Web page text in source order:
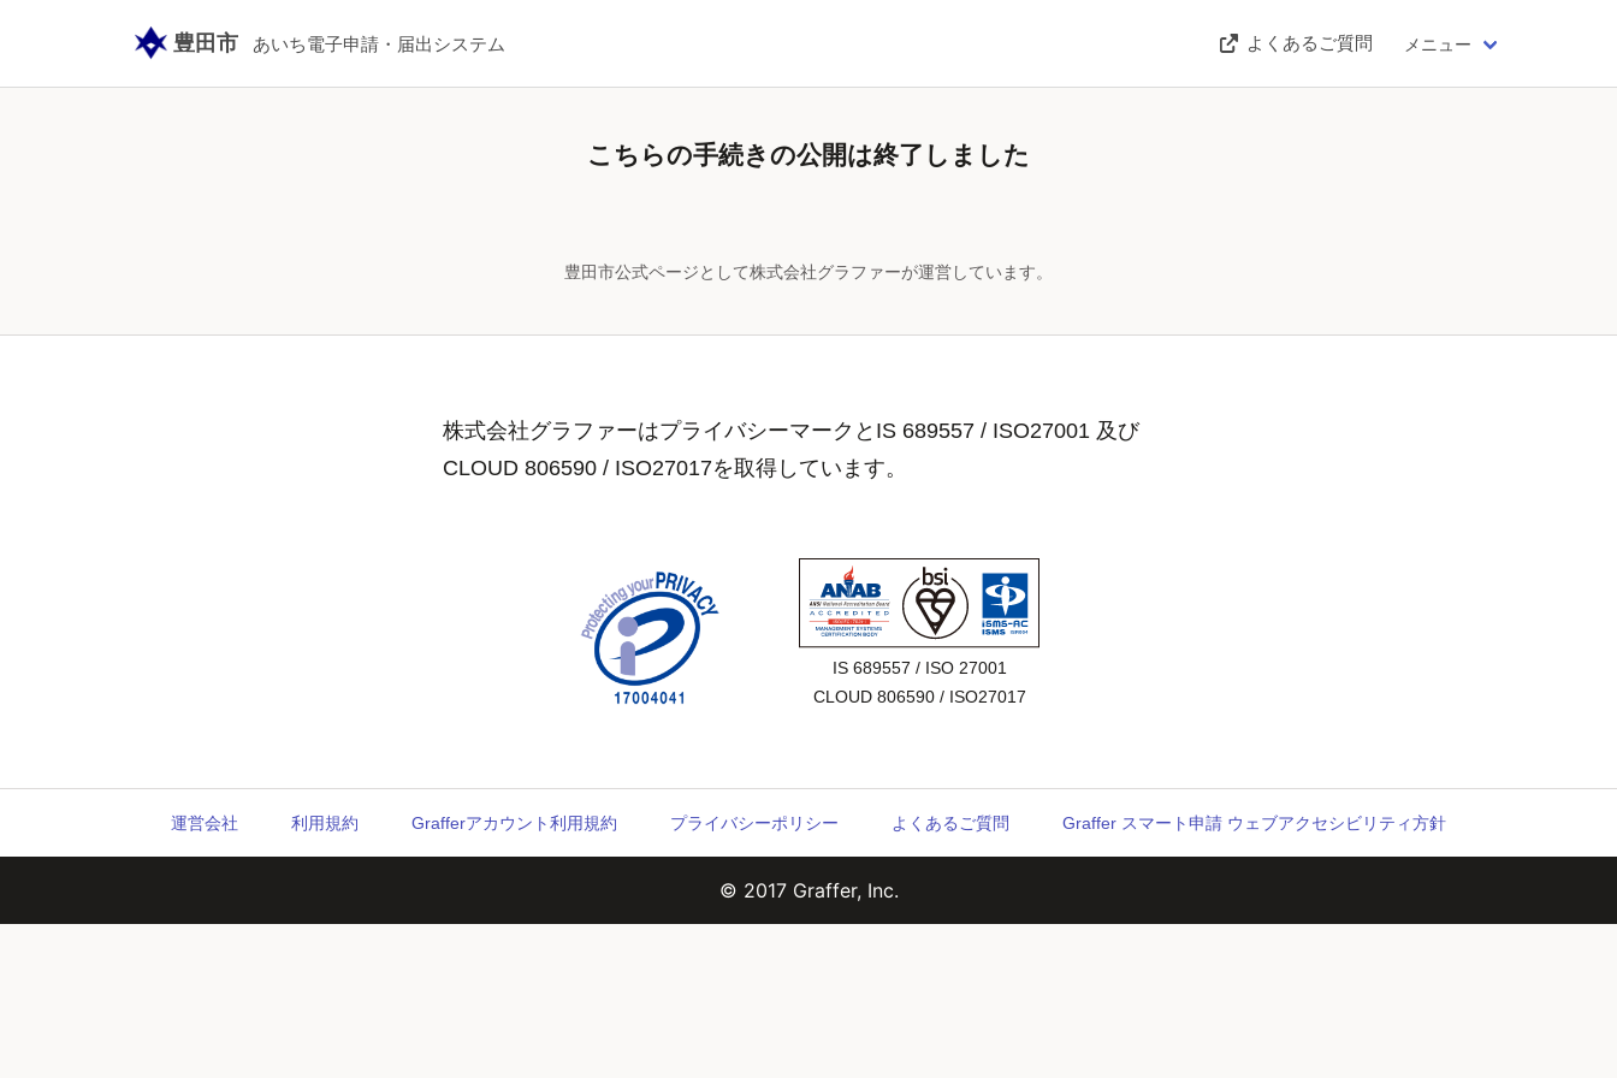
豊田市 あいち電子申請・届出システム よくあるご質問 メニュー
こちらの手続きの公開は終了しました
豊田市公式ページとして株式会社グラファーが運営しています。
株式会社グラファーはプライバシーマークとIS 689557 / ISO27001 及び
CLOUD 806590 / ISO27017を取得しています。
IS 689557 / ISO 27001
CLOUD 806590 / ISO27017
運営会社 利用規約 Grafferアカウント利用規約 プライバシーポリシー よくあるご質問 Graffer スマート申請 ウェブアクセシビリティ方針
© 2017 Graffer, Inc.